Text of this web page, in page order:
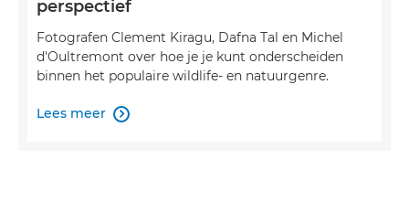
perspectief
Fotografen Clement Kiragu, Dafna Tal en Michel
d'Oultremont over hoe je je kunt onderscheiden
binnen het populaire wildlife- en natuurgenre.
Lees meer 